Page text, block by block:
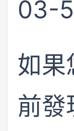
03-
如果
前發